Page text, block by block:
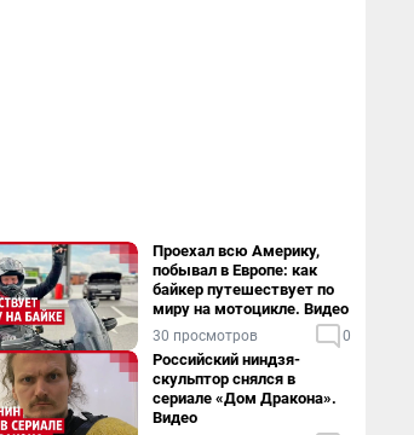
Проехал всю Америку,
побывал в Европе: как
байкер путешествует по
миру на мотоцикле. Видео
30 просмотров 0
Российский ниндзя-
скульптор снялся в
сериале «Дом Дракона».
Видео